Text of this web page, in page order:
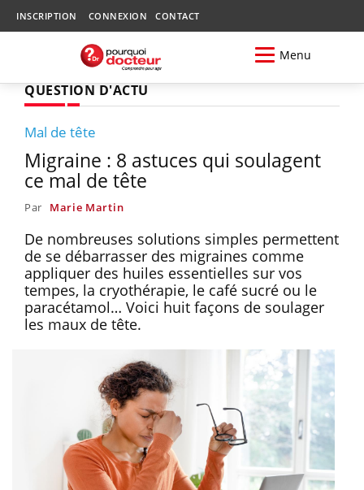
INSCRIPTION CONNEXION CONTACT
Menu
QUESTION D'ACTU
Mal de tête
Migraine : 8 astuces qui soulagent
ce mal de tête
Par Marie Martin
De nombreuses solutions simples permettent
de se débarrasser des migraines comme
appliquer des huiles essentielles sur vos
tempes, la cryothérapie, le café sucré ou le
paracétamol… Voici huit façons de soulager
les maux de tête.